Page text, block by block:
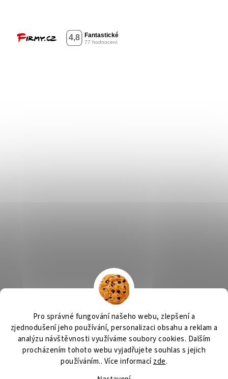
Pro správné fungování našeho webu, zlepšení a
zjednodušení jeho používání, personalizaci obsahu a reklam a
analýzu návštěvnosti využíváme soubory cookies. Dalším
procházením tohoto webu vyjadřujete souhlas s jejich
používáním.. Více informacízde.
Výčepní zařízení, chlazení na pivo, chlazení piva OSMO CZ
Barvy Příbram Obchodní podmínky GDPR
Vytvořil Shoptet